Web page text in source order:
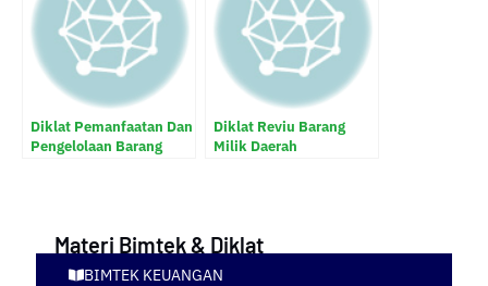
Diklat Pemanfaatan Dan
Pengelolaan Barang
Diklat Reviu Barang
Milik Daerah
Materi Bimtek & Diklat
BIMTEK KEUANGAN